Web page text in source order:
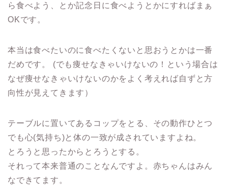
ら食べよう、とか記念日に食べようとかにすればまぁ
OKです。
本当は食べたいのに食べたくないと思おうとかは一番
だめです。 (でも痩せなきゃいけないの！という場合は
なぜ痩せなきゃいけないのかをよく考えれば自ずと方
向性が見えてきます）
テーブルに置いてあるコップをとる、その動作ひとつ
でも心(気持ち)と体の一致が成されていますよね。
とろうと思ったからとろうとする。
それって本来普通のことなんですよ。赤ちゃんはみん
なできてます。